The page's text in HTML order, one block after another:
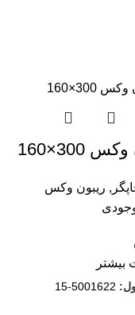
300×160
, ریبون وکس
بیشتر
5001622-15